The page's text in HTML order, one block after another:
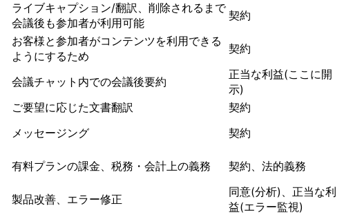
ライブキャプション/翻訳、削除されるまで
会議後も参加者が利用可能
契約
お客様と参加者がコンテンツを利用できる
ようにするため
契約
会議チャット内での会議後要約
正当な利益(ここに開
示)
ご要望に応じた文書翻訳
契約
メッセージング 契約
有料プランの課金、税務・会計上の義務 契約、法的義務
製品改善、エラー修正
同意(分析)、正当な利
益(エラー監視)